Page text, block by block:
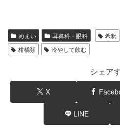
めまい 耳鼻科・眼科 希釈
柑橘類
冷やして飲む
シェア
X
LINE